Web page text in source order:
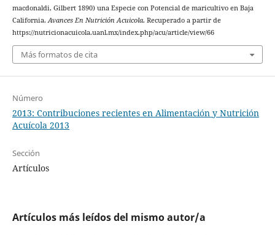
macdonaldi, Gilbert 1890) una Especie con Potencial de maricultivo en Baja
California.Avances En Nutrición Acuicola. Recuperado a partir de
https://nutricionacuicola.uanl.mx/index.php/acu/article/view/66
Más formatos de cita
Número
2013: Contribuciones recientes en Alimentación y Nutrición
Acuícola 2013
Sección
Artículos
Artículos más leídos del mismo autor/a